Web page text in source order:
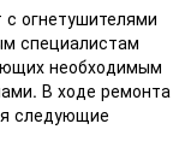
огнетушителями
специалистам
необходимым
В ходе ремонта
следующие